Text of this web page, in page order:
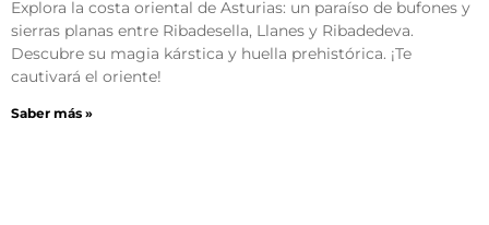
Explora la costa oriental de Asturias: un paraíso de bufones y
sierras planas entre Ribadesella, Llanes y Ribadedeva.
Descubre su magia kárstica y huella prehistórica. ¡Te
cautivará el oriente!
Saber más »